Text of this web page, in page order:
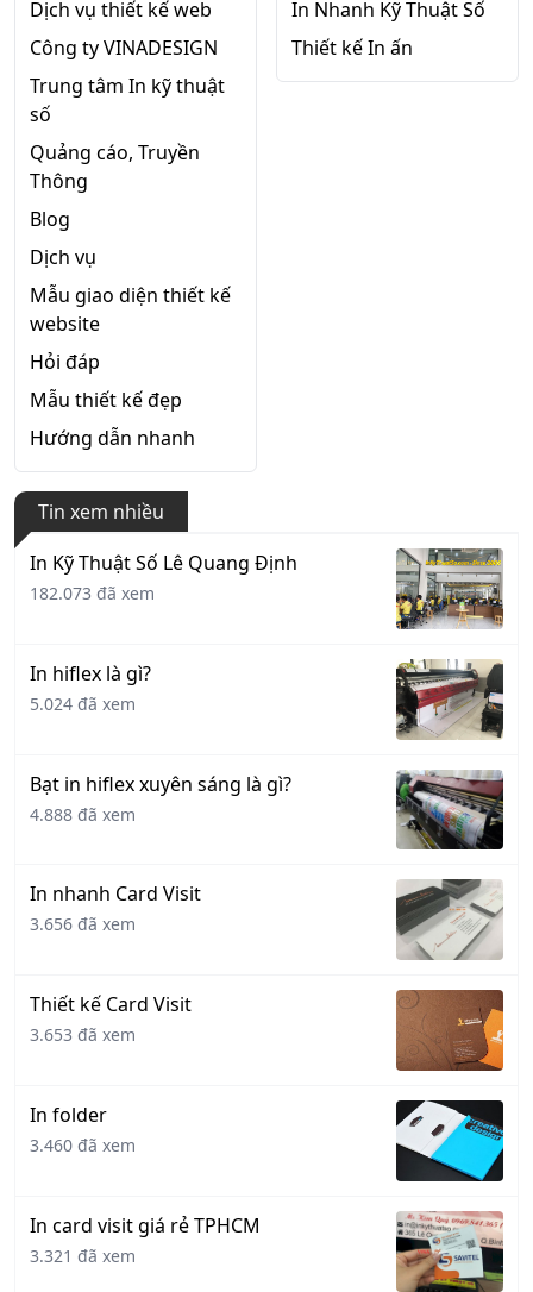
Dịch vụ thiết kế web
Công ty VINADESIGN
Trung tâm In kỹ thuật
số
Quảng cáo, Truyền
Thông
Blog
Dịch vụ
Mẫu giao diện thiết kế
website
Hỏi đáp
Mẫu thiết kế đẹp
Hướng dẫn nhanh
In Nhanh Kỹ Thuật Số
Thiết kế In ấn
Tin xem nhiều
In Kỹ Thuật Số Lê Quang Định
182.073 đã xem
In hiflex là gì?
5.024 đã xem
Bạt in hiflex xuyên sáng là gì?
4.888 đã xem
In nhanh Card Visit
3.656 đã xem
Thiết kế Card Visit
3.653 đã xem
In folder
3.460 đã xem
In card visit giá rẻ TPHCM
3.321 đã xem